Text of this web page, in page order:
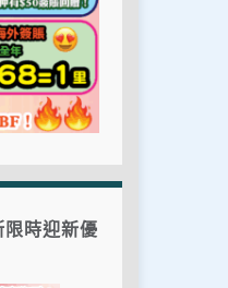
限時迎新優